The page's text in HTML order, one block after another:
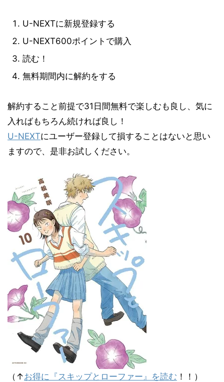
U-NEXTに新規登録する
U-NEXT600ポイントで購入
読む！
無料期間内に解約をする
解約すること前提で31日間無料で楽しむも良し、気に
入ればもちろん続ければ良し！
U-NEXTにユーザー登録して損することはないと思い
ますので、是非お試しください。
（↑お得に『スキップとローファー』を読む ！！）